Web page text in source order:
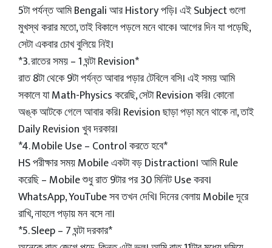
5টা পর্যন্ত আমি Bengali আর History পড়ি। এই Subject গুলো
মুখস্থ করার মতো, তাই বিকালে পড়লে মনে থাকে। আগের দিন যা পড়েছি,
সেটা একবার চোখ বুলিয়ে নিই।
*3. রাতের সময় – 1 ঘন্টা Revision*
রাত 8টা থেকে 9টা পর্যন্ত আবার পড়ার টেবিলে বসি। এই সময় আমি
সকালে যা Math-Physics করেছি, সেটা Revision করি। কোনো
অঙ্ক আটকে গেলে আবার করি। Revision ছাড়া পড়া মনে থাকে না, তাই
Daily Revision খুব দরকার।
*4. Mobile Use – Control করতে হবে*
HS পরীক্ষার সময় Mobile একটা বড় Distraction। আমি Rule
করেছি – Mobile শুধু রাত 9টার পর 30 মিনিট Use করব।
WhatsApp, YouTube সব তখন দেখি। দিনের বেলায় Mobile দূরে
রাখি, নাহলে পড়ায় মন বসে না।
*5. Sleep – 7 ঘন্টা দরকার*